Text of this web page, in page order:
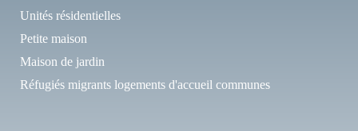
Unités résidentielles
Petite maison
Maison de jardin
Réfugiés migrants logements d'accueil communes